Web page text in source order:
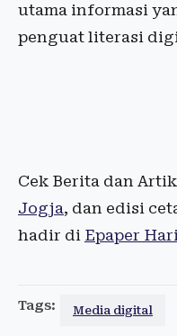
utama informasi
penguat literasi
Cek Berita dan
Jogja, dan edisi
hadir di Epaper
Tags: Media digital